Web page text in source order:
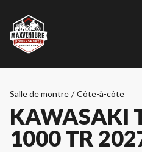
Salle de montre / Côte-à-côte
KAWASAKI
1000 TR